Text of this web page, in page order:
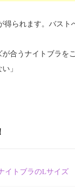
られます。バスト
合うナイトブラを
」
イトブラのLサイズ